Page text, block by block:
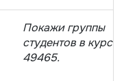
Покажи группы
студентов в курсе
49465.